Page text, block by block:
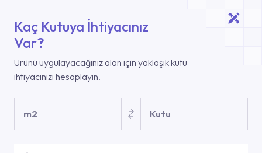
Kaç Kutuya İhtiyacınız
Var?
Ürünü uygulayacağınız alan için yaklaşık kutu
ihtiyacınızı hesaplayın.
m2 Kutu